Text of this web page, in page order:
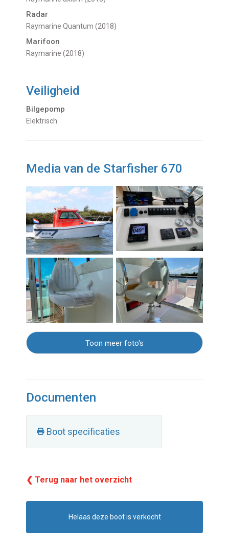
Radar
Raymarine Quantum (2018)
Marifoon
Raymarine (2018)
Veiligheid
Bilgepomp
Elektrisch
Media van de Starfisher 670
Toon meer foto's
Documenten
Boot specificaties
❮ Terug naar het overzicht
Helaas deze boot is verkocht